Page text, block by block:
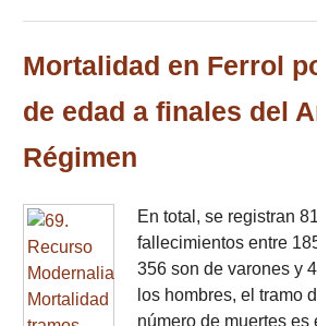
Mortalidad en Ferrol
de edad a finales del
Régimen
En total, se registran
fallecimientos entre
356 son de varones y
los hombres, el tramo
número de muertes es